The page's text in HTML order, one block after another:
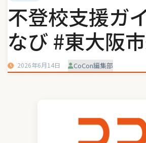
不登校支援ガ
なび #東大阪
2026年6月14日 CoCon編集部